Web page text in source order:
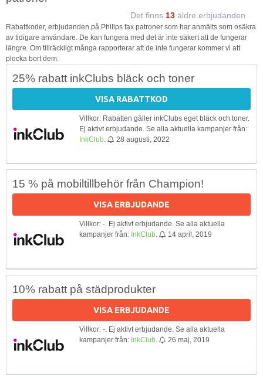
Det finns 13 äldre erbjudanden
Rabattkoder, erbjudanden på Philips fax patroner som har anmälts som osäkra
av tidigare användare. De kan fungera med det är inte säkert att de fungerar
längre. Om tillräckligt många rapporterar att de inte fungerar kommer vi att
plocka bort dem.
25% rabatt inkClubs bläck och toner
VISA RABATTKOD
Villkor: Rabatten gäller inkClubs eget bläck och toner.
Ej aktivt erbjudande. Se alla aktuella kampanjer från:
InkClub
28 augusti, 2022
15 % på mobiltillbehör från Champion!
VISA ERBJUDANDE
Villkor: -. Ej aktivt erbjudande. Se alla aktuella
kampanjer från: InkClub 14 april, 2019
10% rabatt på städprodukter
VISA ERBJUDANDE
Villkor: -. Ej aktivt erbjudande. Se alla aktuella
kampanjer från: InkClub 26 maj, 2019